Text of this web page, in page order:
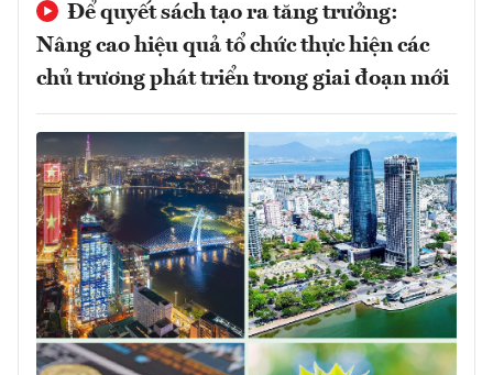
Để quyết sách tạo ra tăng trưởng:
Nâng cao hiệu quả tổ chức thực hiện các
chủ trương phát triển trong giai đoạn mới